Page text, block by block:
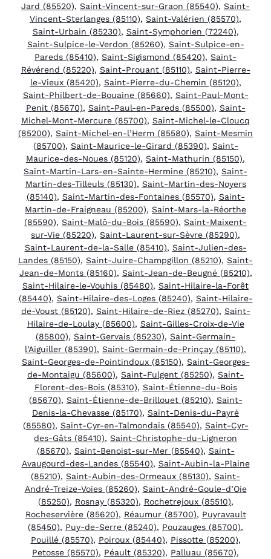
Jard (85520), Saint-Vincent-sur-Graon (85540), Saint-
Vincent-Sterlanges (85110), Saint-Valérien (85570),
Saint-Urbain (85230), Saint-Symphorien (72240),
Saint-Sulpice-le-Verdon (85260), Saint-Sulpice-en-
Pareds (85410), Saint-Sigismond (85420), Saint-
Révérend (85220), Saint-Prouant (85110), Saint-Pierre-
le-Vieux (85420), Saint-Pierre-du-Chemin (85120),
Saint-Philbert-de-Bouaine (85660), Saint-Paul-Mont-
Penit (85670), Saint-Paul-en-Pareds (85500), Saint-
Michel-Mont-Mercure (85700), Saint-Michel-le-Cloucq
(85200), Saint-Michel-en-l’Herm (85580), Saint-Mesmin
(85700), Saint-Maurice-le-Girard (85390), Saint-
Maurice-des-Noues (85120), Saint-Mathurin (85150),
Saint-Martin-Lars-en-Sainte-Hermine (85210), Saint-
Martin-des-Tilleuls (85130), Saint-Martin-des-Noyers
(85140), Saint-Martin-des-Fontaines (85570), Saint-
Martin-de-Fraigneau (85200), Saint-Mars-la-Réorthe
(85590), Saint-Malô-du-Bois (85590), Saint-Maixent-
sur-Vie (85220), Saint-Laurent-sur-Sèvre (85290),
Saint-Laurent-de-la-Salle (85410), Saint-Julien-des-
Landes (85150), Saint-Juire-Champgillon (85210), Saint-
Jean-de-Monts (85160), Saint-Jean-de-Beugné (85210),
Saint-Hilaire-le-Vouhis (85480), Saint-Hilaire-la-Forêt
(85440), Saint-Hilaire-des-Loges (85240), Saint-Hilaire-
de-Voust (85120), Saint-Hilaire-de-Riez (85270), Saint-
Hilaire-de-Loulay (85600), Saint-Gilles-Croix-de-Vie
(85800), Saint-Gervais (85230), Saint-Germain-
l’Aiguiller (85390), Saint-Germain-de-Prinçay (85110),
Saint-Georges-de-Pointindoux (85150), Saint-Georges-
de-Montaigu (85600), Saint-Fulgent (85250), Saint-
Florent-des-Bois (85310), Saint-Étienne-du-Bois
(85670), Saint-Étienne-de-Brillouet (85210), Saint-
Denis-la-Chevasse (85170), Saint-Denis-du-Payré
(85580), Saint-Cyr-en-Talmondais (85540), Saint-Cyr-
des-Gâts (85410), Saint-Christophe-du-Ligneron
(85670), Saint-Benoist-sur-Mer (85540), Saint-
Avaugourd-des-Landes (85540), Saint-Aubin-la-Plaine
(85210), Saint-Aubin-des-Ormeaux (85130), Saint-
André-Treize-Voies (85260), Saint-André-Goule-d’Oie
(85250), Rosnay (85320), Rochetrejoux (85510),
Rocheservière (85620), Réaumur (85700), Puyravault
(85450), Puy-de-Serre (85240), Pouzauges (85700),
Pouillé (85570), Poiroux (85440), Pissotte (85200),
Petosse (85570), Péault (85320), Palluau (85670),